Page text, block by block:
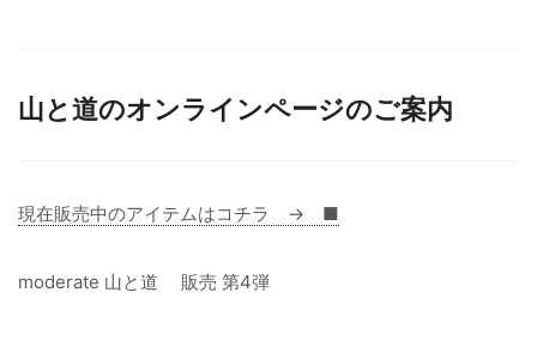
山と道のオンラインページのご案内
現在販売中のアイテムはコチラ → ■
moderate 山と道 販売 第4弾